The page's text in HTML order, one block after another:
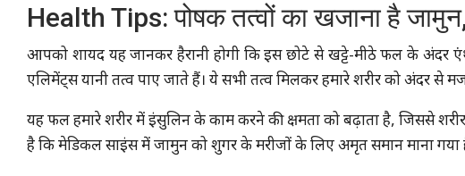
Health Tips: पोषक तत्वों का खजाना है
आपको शायद यह जानकर हैरानी होगी कि इस छोटे से खट्टे-मीठे फल के अंदर
एलिमेंट्स यानी तत्व पाए जाते हैं। ये सभी तत्व मिलकर हमारे शरीर को अंदर से
यह फल हमारे शरीर में इंसुलिन के काम करने की क्षमता को बढ़ाता है, जिससे
है कि मेडिकल साइंस में जामुन को शुगर के मरीजों के लिए अमृत समान माना गया